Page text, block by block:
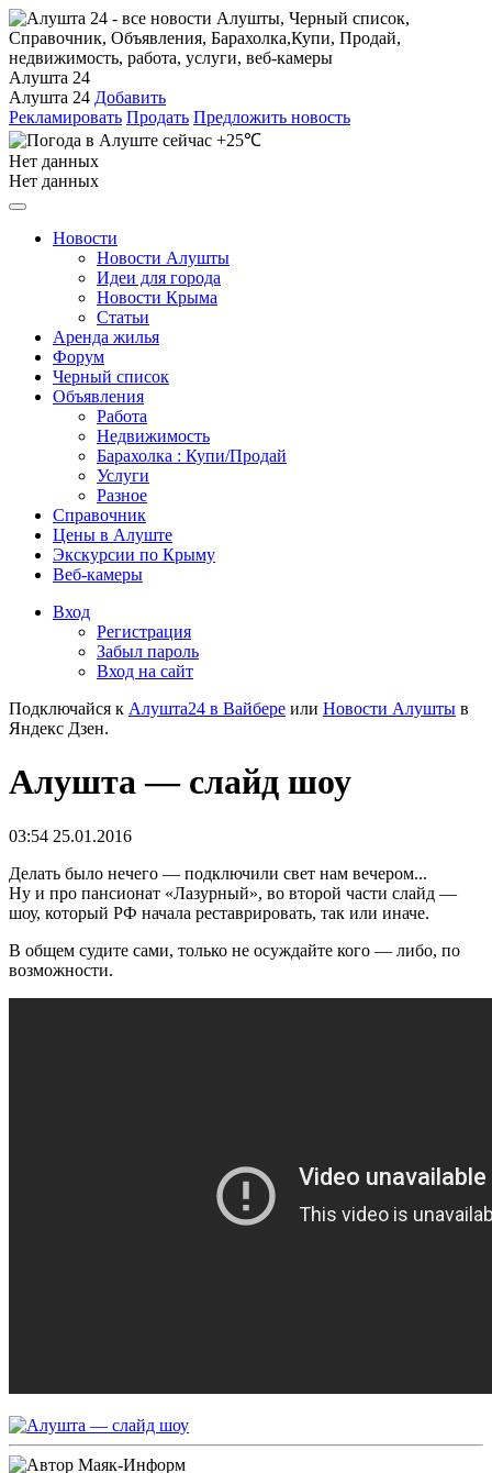
Алушта 24
Алушта 24 Добавить
Рекламировать Продать Предложить новость
+25℃
Нет данных
Нет данных
Новости
Новости Алушты
Идеи для города
Новости Крыма
Статьи
Аренда жилья
Форум
Черный список
Объявления
Работа
Недвижимость
Барахолка : Купи/Продай
Услуги
Разное
Справочник
Цены в Алуште
Экскурсии по Крыму
Веб-камеры
Вход
Регистрация
Забыл пароль
Вход на сайт
Подключайся к Алушта24 в Вайбере или Новости Алушты в
Яндекс Дзен.
Алушта — слайд шоу
03:54 25.01.2016
Делать было нечего — подключили свет нам вечером...
Ну и про пансионат «Лазурный», во второй части слайд —
шоу, который РФ начала реставрировать, так или иначе.
В общем судите сами, только не осуждайте кого — либо, по
возможности.